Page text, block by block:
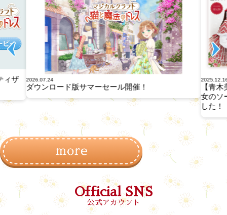
ィザ 2026.07.24
ダウンロード版サマーセール開催！
【青
女のソ
した！
Official SNS
公式アカウント